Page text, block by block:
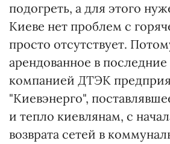
подогреть, а для этого
Киеве нет проблем с
просто отсутствует.
арендованное в
компанией ДТЭК
"Киевэнерго",
и тепло киевлянам, с
возврата сетей в